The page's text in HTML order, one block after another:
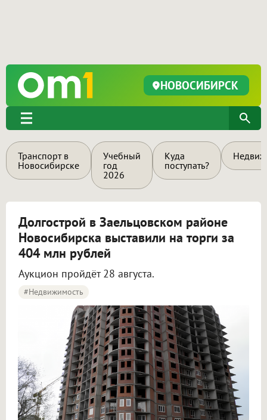
НОВОСИБИРСК
Транспорт в
Новосибирске
Учебный
год
2026
Куда
поступать?
Долгострой в Заельцовском районе
Новосибирска выставили на торги за
404 млн рублей
Аукцион пройдёт 28 августа.
#Недвижимость